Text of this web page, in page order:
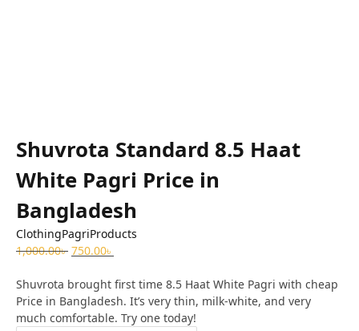
Shuvrota Standard 8.5 Haat
White Pagri Price in
Bangladesh
ClothingPagriProducts
1,000.00৳ 750.00৳
Shuvrota brought first time 8.5 Haat White Pagri with cheap
Price in Bangladesh. It’s very thin, milk-white, and very
much comfortable. Try one today!